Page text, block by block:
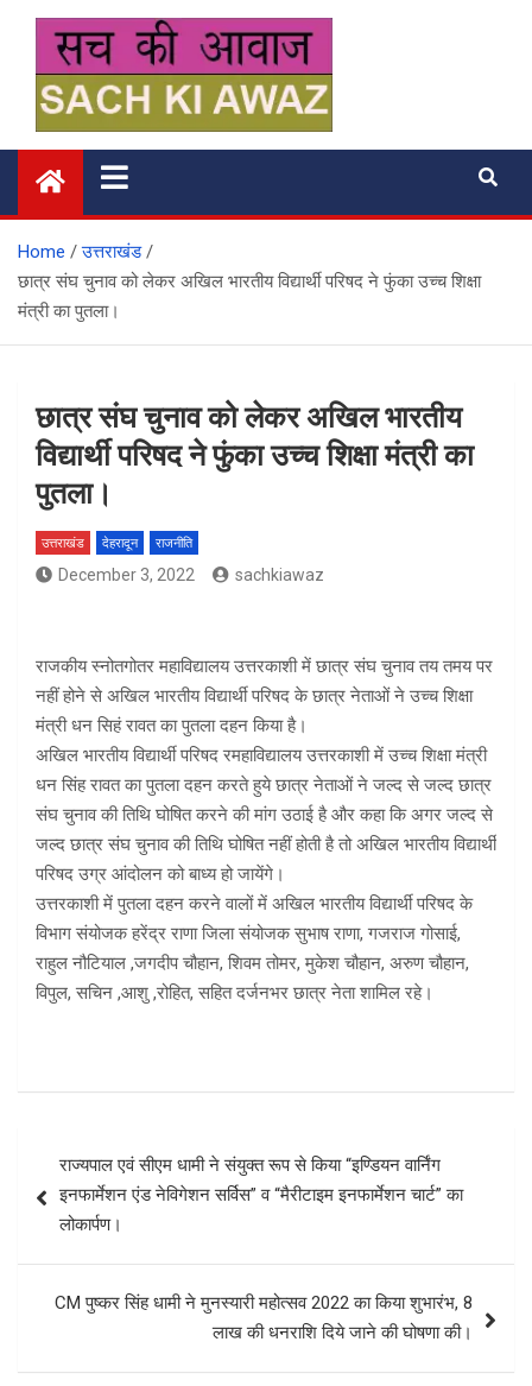
content
सच की आवाज
Home
उत्तराखंड
छात्र संघ चुनाव को लेकर अखिल भारतीय विद्यार्थी परिषद ने फुंका उच्च शिक्षा
मंत्री का पुतला।
छात्र संघ चुनाव को लेकर अखिल भारतीय
विद्यार्थी परिषद ने फुंका उच्च शिक्षा मंत्री का
पुतला।
उत्तराखंड देहरादून राजनीति
December 3, 2022 sachkiawaz
राजकीय स्नोतगोतर महाविद्यालय उत्तरकाशी में छात्र संघ चुनाव तय तमय पर
नहीं होने से अखिल भारतीय विद्यार्थी परिषद के छात्र नेताओं ने उच्च शिक्षा
मंत्री धन सिहं रावत का पुतला दहन किया है।
अखिल भारतीय विद्यार्थी परिषद रमहाविद्यालय उत्तरकाशी में उच्च शिक्षा मंत्री
धन सिंह रावत का पुतला दहन करते हुये छात्र नेताओं ने जल्द से जल्द छात्र
संघ चुनाव की तिथि घोषित करने की मांग उठाई है और कहा कि अगर जल्द से
जल्द छात्र संघ चुनाव की तिथि घोषित नहीं होती है तो अखिल भारतीय विद्यार्थी
परिषद उग्र आंदोलन को बाध्य हो जायेंगे।
उत्तरकाशी में पुतला दहन करने वालों में अखिल भारतीय विद्यार्थी परिषद के
विभाग संयोजक हरेंद्र राणा जिला संयोजक सुभाष राणा, गजराज गोसाई,
राहुल नौटियाल ,जगदीप चौहान, शिवम तोमर, मुकेश चौहान, अरुण चौहान,
विपुल, सचिन ,आशु ,रोहित, सहित दर्जनभर छात्र नेता शामिल रहे।
navigation
राज्यपाल एवं सीएम धामी ने संयुक्त रूप से किया “इण्डियन वार्निंग
इनफार्मेशन एंड नेविगेशन सर्विस” व “मैरीटाइम इनफार्मेशन चार्ट” का
लोकार्पण।
CM पुष्कर सिंह धामी ने मुनस्यारी महोत्सव 2022 का किया शुभारंभ, 8
लाख की धनराशि दिये जाने की घोषणा की।